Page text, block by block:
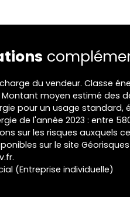
du vendeur. Classe
moyen estimé des
pour un usage standard,
de l'année 2023 : entre
sur les risques auxquels
sur le site Géorisques
(Entreprise individuelle)